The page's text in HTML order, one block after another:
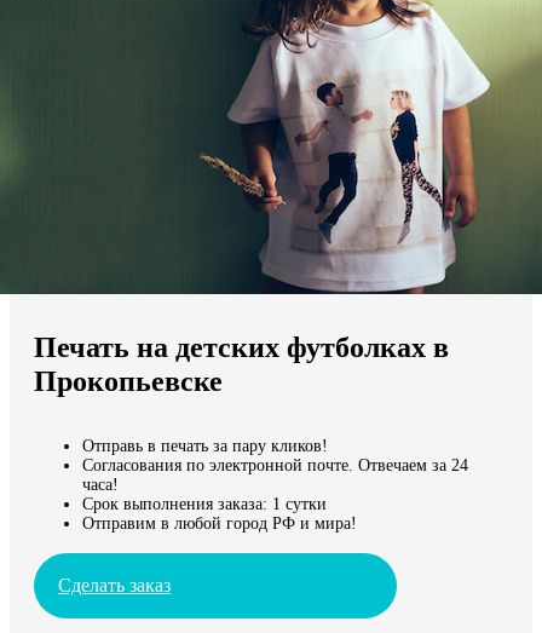
Мы доставляем по всему миру
Продолжить без города
Печать на детских футболках в
Прокопьевске
Отправь в печать за пару кликов!
Согласования по электронной почте. Отвечаем за 24
часа!
Срок выполнения заказа: 1 сутки
Отправим в любой город РФ и мира!
Сделать заказ